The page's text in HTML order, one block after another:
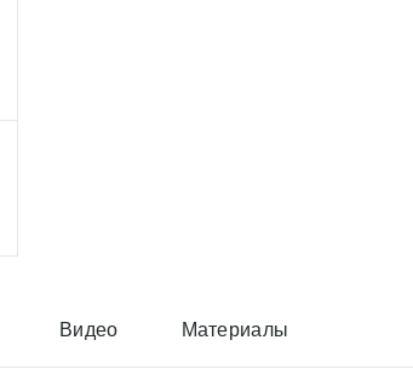
Видео Материалы